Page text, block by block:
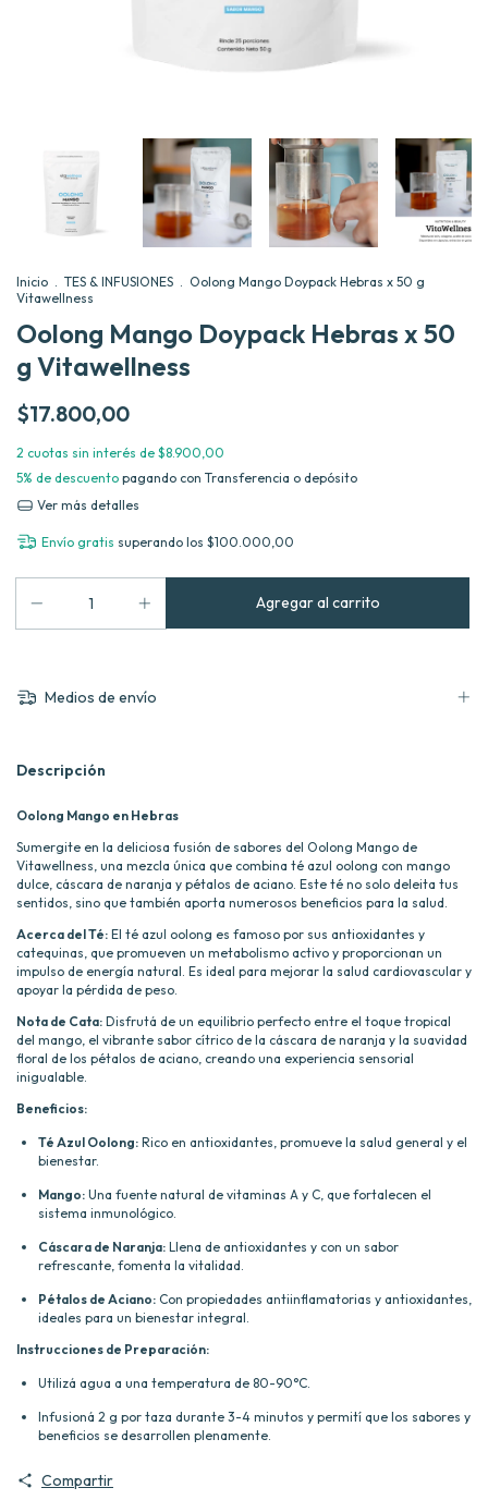
Inicio . TES & INFUSIONES . Oolong Mango Doypack Hebras x 50 g
Vitawellness
Oolong Mango Doypack Hebras x 50
g Vitawellness
$17.800,00
2 cuotas sin interés de $8.900,00
5% de descuento pagando con Transferencia o depósito
Ver más detalles
Envío gratis superando los $100.000,00
Medios de envío
Descripción
Oolong Mango en Hebras
Sumergite en la deliciosa fusión de sabores del Oolong Mango de
Vitawellness, una mezcla única que combina té azul oolong con mango
dulce, cáscara de naranja y pétalos de aciano. Este té no solo deleita tus
sentidos, sino que también aporta numerosos beneficios para la salud.
Acerca del Té: El té azul oolong es famoso por sus antioxidantes y
catequinas, que promueven un metabolismo activo y proporcionan un
impulso de energía natural. Es ideal para mejorar la salud cardiovascular y
apoyar la pérdida de peso.
Nota de Cata: Disfrutá de un equilibrio perfecto entre el toque tropical
del mango, el vibrante sabor cítrico de la cáscara de naranja y la suavidad
floral de los pétalos de aciano, creando una experiencia sensorial
inigualable.
Beneficios:
Té Azul Oolong: Rico en antioxidantes, promueve la salud general y el
bienestar.
Mango: Una fuente natural de vitaminas A y C, que fortalecen el
sistema inmunológico.
Cáscara de Naranja: Llena de antioxidantes y con un sabor
refrescante, fomenta la vitalidad.
Pétalos de Aciano: Con propiedades antiinflamatorias y antioxidantes,
ideales para un bienestar integral.
Instrucciones de Preparación:
Utilizá agua a una temperatura de 80-90°C.
Infusioná 2 g por taza durante 3-4 minutos y permití que los sabores y
beneficios se desarrollen plenamente.
Compartir